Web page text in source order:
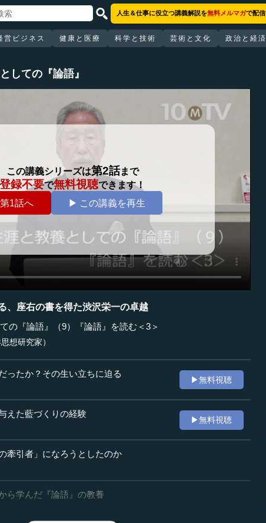
人生＆仕事に役立つ講義解説を無料メルマガで配信
営ビジネス 健康と医療 科学と技術 芸術と文化 政治と経済
しての『論語』
この講義シリーズは第2話まで
登録不要で無料視聴できます！
第1話へ
▶ この講義を再生
、座右の書を得た渋沢栄一の卓越
の『論語』（9）『論語』を読む＜3＞
思想研究家）
ったか？その生い立ちに迫る
▶無料視聴
えた藍づくりの経験
▶無料視聴
牽引者」になろうとしたのか
ら学んだ『論語』の教養